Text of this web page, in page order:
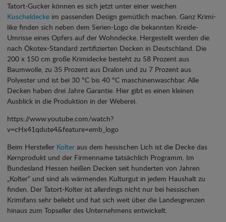
Tatort-Gucker können es sich jetzt unter einer weichen
Kuscheldecke im passenden Design gemütlich machen. Ganz Krimi-
like finden sich neben dem Serien-Logo die bekannten Kreide-
Umrisse eines Opfers auf der Wohndecke. Hergestellt werden die
nach Ökotex-Standard zertifizierten Decken in Deutschland. Die
200 x 150 cm große Krimidecke besteht zu 58 Prozent aus
Baumwolle, zu 35 Prozent aus Dralon und zu 7 Prozent aus
Polyester und ist bei 30 °C bis 40 °C maschinenwaschbar. Alle
Decken haben drei Jahre Garantie. Hier gibt es einen kleinen
Ausblick in die Produktion in der Weberei.
https://www.youtube.com/watch?
v=cHx41qdute4&feature=emb_logo
Beim Hersteller Kolter aus dem hessischen Lich ist die Decke das
Kernprodukt und der Firmenname tatsächlich Programm. Im
Bundesland Hessen heißen Decken seit hunderten von Jahren
„Kolter“ und sind als wärmendes Kulturgut in jedem Haushalt zu
finden. Der Tatort-Kolter ist allerdings nicht nur bei hessischen
Krimifans sehr beliebt und hat sich weit über die Landesgrenzen
hinaus zum Topseller des Unternehmens entwickelt.